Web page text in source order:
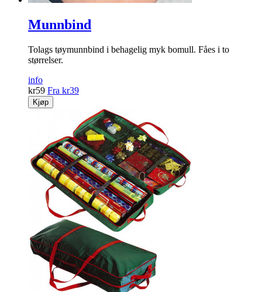
Munnbind
Tolags tøymunnbind i behagelig myk bomull. Fåes i to
størrelser.
info
kr59 Fra kr39
Kjøp